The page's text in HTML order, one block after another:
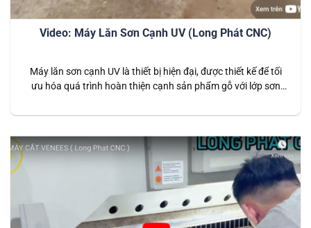
Video: Máy Lăn Sơn Cạnh UV (Long Phát CNC)
Máy lăn sơn cạnh UV là thiết bị hiện đại, được thiết kế để tối
ưu hóa quá trình hoàn thiện cạnh sản phẩm gỗ với lớp sơn
xuất nội thất, giúp tạo ra các sản phẩm có độ bóng đẹp, độ…